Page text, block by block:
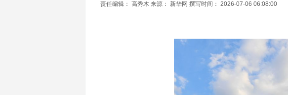
责任编辑： 高秀木 来源： 新华网 撰写时间： 2026-07-06 06:08:00